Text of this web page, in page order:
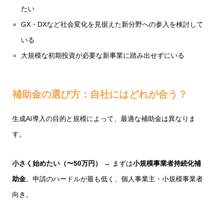
たい
GX・DXなど社会変化を見据えた新分野への参入を検討して
いる
大規模な初期投資が必要な新事業に踏み出せずにいる
補助金の選び方：自社にはどれが合う？
生成AI導入の目的と規模によって、最適な補助金は異なりま
す。
小さく始めたい（〜50万円） → まずは小規模事業者持続化補
助金。申請のハードルが最も低く、個人事業主・小規模事業者
向き。